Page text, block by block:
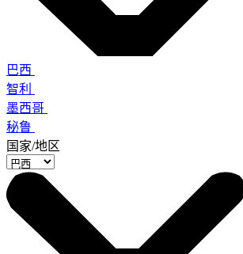
巴西
智利
墨西哥
秘鲁
国家/地区